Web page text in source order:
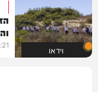
וידאו